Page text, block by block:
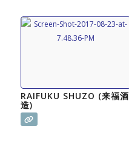
RAIFUKU SHUZO (来福酒
造)